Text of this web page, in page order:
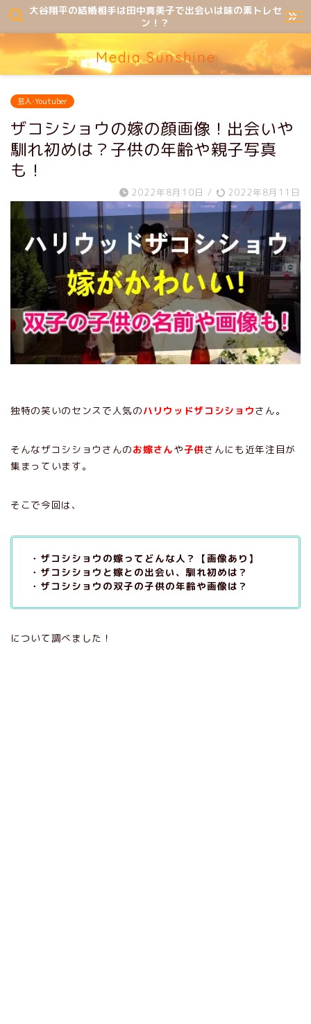
大谷翔平の結婚相手は田中真美子で出会いは味の素トレセ
ン！？
Media Sunshine
芸人･Youtuber
ザコシショウの嫁の顔画像！出会いや
馴れ初めは？子供の年齢や親子写真
も！
2022年8月10日 / 2022年8月11日
独特の笑いのセンスで人気のハリウッドザコシショウさん。
そんなザコシショウさんのお嫁さんや子供さんにも近年注目が
集まっています。
そこで今回は、
・ザコシショウの嫁ってどんな人？【画像あり】
・ザコシショウと嫁との出会い、馴れ初めは？
・ザコシショウの双子の子供の年齢や画像は？
について調べました！